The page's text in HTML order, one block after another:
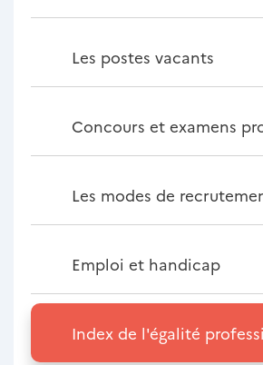
Les postes vacants
Concours et examens
Les modes de
Emploi et handicap
Index de l'égalité